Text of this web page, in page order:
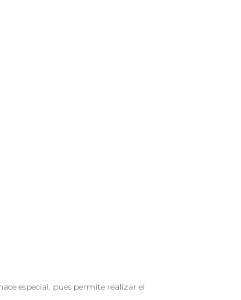
especial, pues permite realizar el